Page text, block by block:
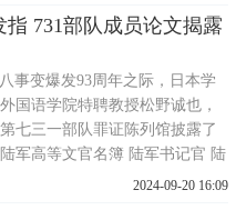
日派富户住宅被炮火毁坏，家
火弥漫
731部队成员论文揭露
事变爆发93周年之际，日本学
国语学院特聘教授松野诚也，
七三一部队罪证陈列馆披露了
军高等文官名簿 陆军书记官 陆
731部队新档案。这份档案是深化
2024-09-20 16:09